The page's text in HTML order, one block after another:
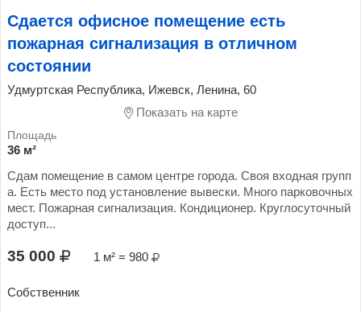
Сдается офисное помещение есть
пожарная сигнализация в отличном
состоянии
Удмуртская Республика, Ижевск, Ленина, 60
Показать на карте
36 м²
Сдам помещение в самом центре города. Своя входная групп
а. Есть место под установление вывески. Много парковочных
мест. Пожарная сигнализация. Кондиционер. Круглосуточный
доступ...
35 000 1 м² = 980
Собственник